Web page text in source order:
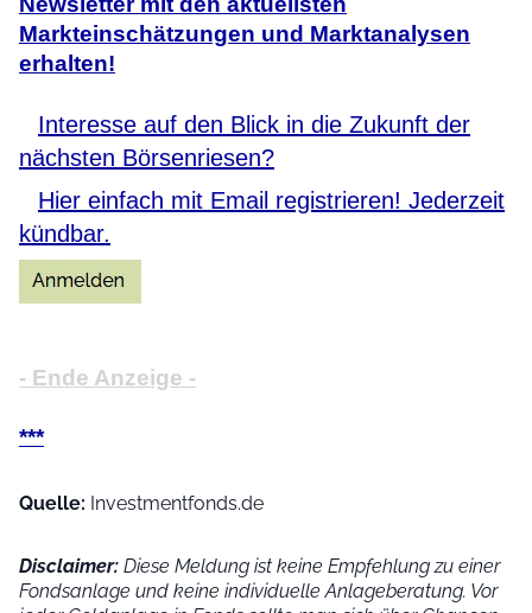
Markteinschätzungen und Marktanalysen
erhalten!
Interesse auf den Blick in die Zukunft der
nächsten Börsenriesen?
Hier einfach mit Email registrieren! Jederzeit
kündbar.
- Ende Anzeige -
***
Quelle: Investmentfonds.de
Disclaimer: Diese Meldung ist keine Empfehlung zu einer
Fondsanlage und keine individuelle Anlageberatung. Vor